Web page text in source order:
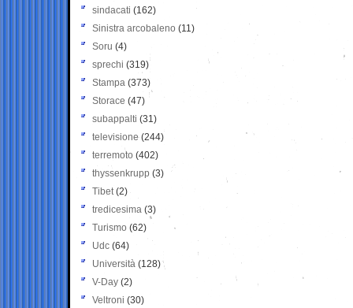
sindacati (162)
Sinistra arcobaleno (11)
Soru (4)
sprechi (319)
Stampa (373)
Storace (47)
subappalti (31)
televisione(244)
terremoto (402)
thyssenkrupp (3)
Tibet(2)
tredicesima (3)
Turismo (62)
Udc (64)
Università (128)
V-Day (2)
Veltroni (30)